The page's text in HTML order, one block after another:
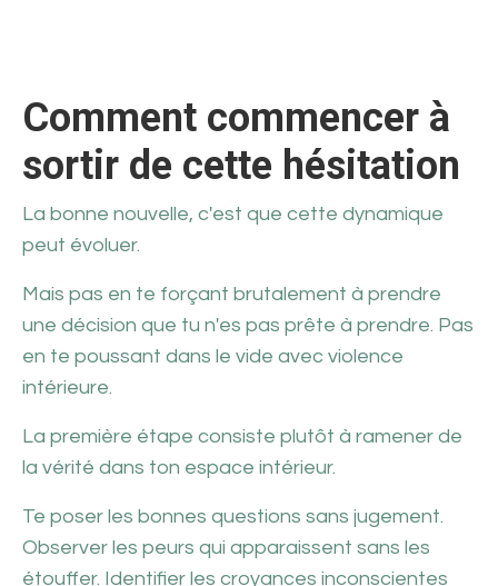
Comment commencer à
sortir de cette hésitation
La bonne nouvelle, c'est que cette dynamique
peut évoluer.
Mais pas en te forçant brutalement à prendre
une décision que tu n'es pas prête à prendre. Pas
en te poussant dans le vide avec violence
intérieure.
La première étape consiste plutôt à ramener de
la vérité dans ton espace intérieur.
Te poser les bonnes questions sans jugement.
Observer les peurs qui apparaissent sans les
étouffer. Identifier les croyances inconscientes